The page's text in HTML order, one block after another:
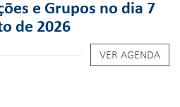
e Grupos no dia 7
de 2026
VER AGENDA